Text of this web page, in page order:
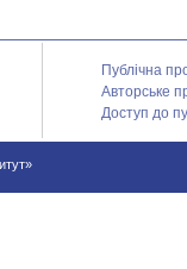
Публічна
Авторське
Доступ до